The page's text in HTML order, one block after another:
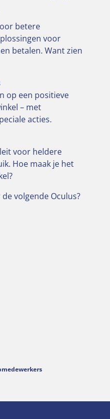
betere
voor
betalen. Want zien
op een positieve
– met
acties.
voor heldere
Hoe maak je het
volgende Oculus?